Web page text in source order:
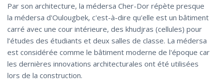
Par son architecture, la médersa Cher-Dor répète presque
la médersa d'Oulougbek, c'est-à-dire qu'elle est un bâtiment
carré avec une cour intérieure, des khudjras (cellules) pour
l’études des étudiants et deux salles de classe. La médersa
est considérée comme le bâtiment moderne de l'époque car
les dernières innovations architecturales ont été utilisées
lors de la construction.